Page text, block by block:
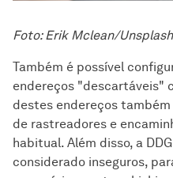
Foto: Erik Mclean/Unsplash
Também é possível
endereços "descartáveis"
destes endereços
de rastreadores e
habitual. Além disso, a
considerado inseguros,